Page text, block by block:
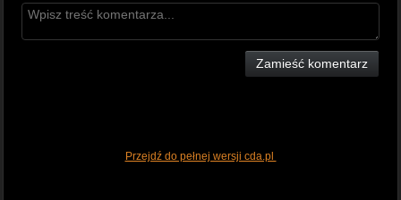
Zamieść komentarz
Przejdź do pełnej wersji cda.pl